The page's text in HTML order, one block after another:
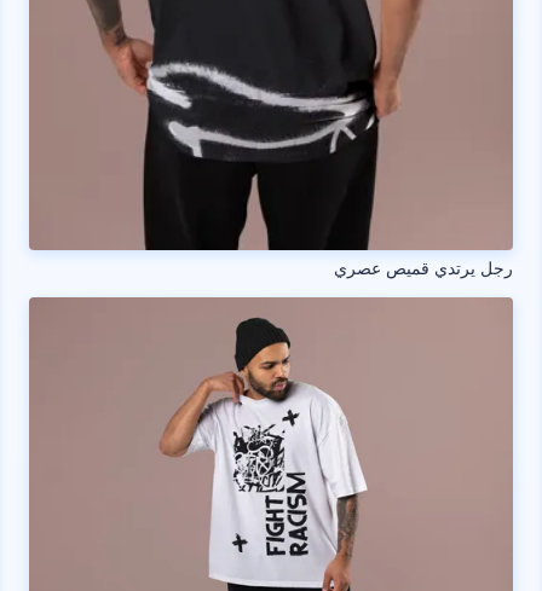
رجل يرتدي قميص عصري